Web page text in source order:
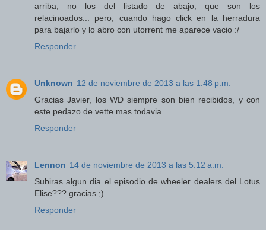
arriba, no los del listado de abajo, que son los
relacinoados... pero, cuando hago click en la herradura
para bajarlo y lo abro con utorrent me aparece vacio :/
Responder
Unknown 12 de noviembre de 2013 a las 1:48 p.m.
Gracias Javier, los WD siempre son bien recibidos, y con
este pedazo de vette mas todavia.
Responder
Lennon 14 de noviembre de 2013 a las 5:12 a.m.
Subiras algun dia el episodio de wheeler dealers del Lotus
Elise??? gracias ;)
Responder